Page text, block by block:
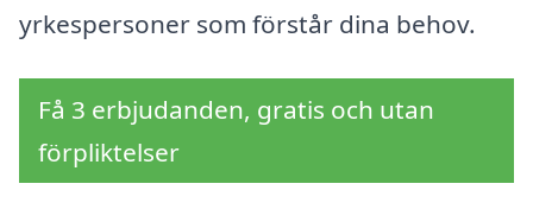
yrkespersoner som förstår dina behov.
Få 3 erbjudanden, gratis och utan
förpliktelser